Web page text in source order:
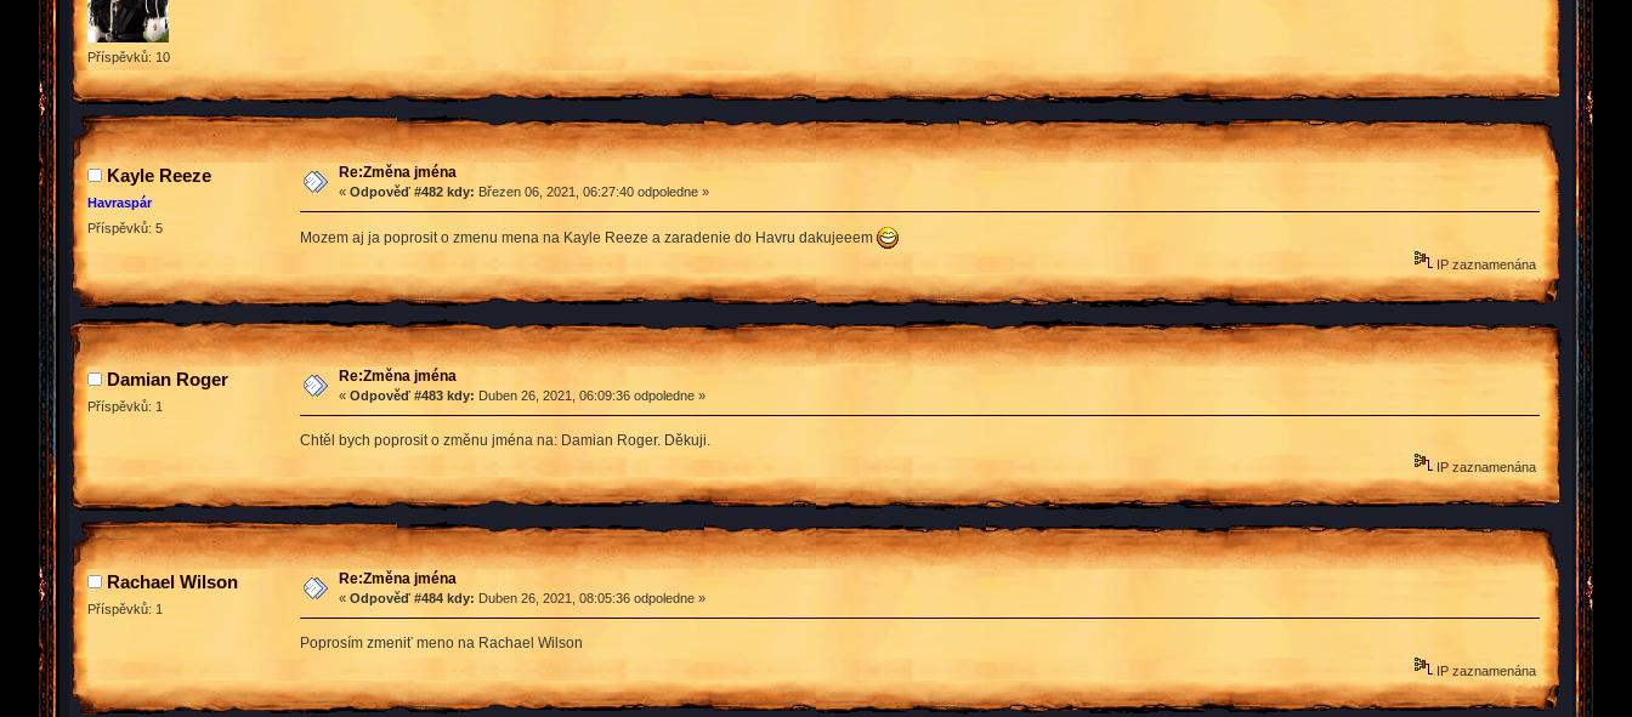
Příspěvků: 10
Kayle Reeze
Havraspár
Příspěvků: 5
Re:Změna jména
« Odpověď #482 kdy: Březen 06, 2021, 06:27:40 odpoledne »
Mozem aj ja poprosit o zmenu mena na Kayle Reeze a zaradenie do Havru dakujeeem
IP zaznamenána
Damian Roger
Příspěvků: 1
Re:Změna jména
« Odpověď #483 kdy: Duben 26, 2021, 06:09:36 odpoledne »
Chtěl bych poprosit o změnu jména na: Damian Roger. Děkuji.
IP zaznamenána
Rachael Wilson
Příspěvků: 1
Re:Změna jména
« Odpověď #484 kdy: Duben 26, 2021, 08:05:36 odpoledne »
Poprosím zmeniť meno na Rachael Wilson
IP zaznamenána